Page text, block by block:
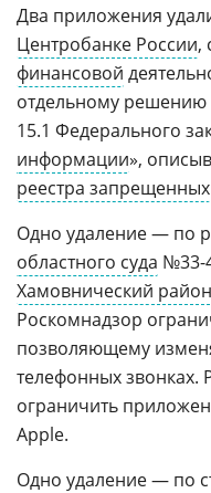
Два приложения
Центробанке России,
финансовой
отдельному решению
15.1 Федерального
информации»,
реестра запрещенных
Одно удаление — по
областного суда №33-
Хамовнический
Роскомнадзор
позволяющему
телефонных звонках.
ограничить
Apple.
Одно удаление — по